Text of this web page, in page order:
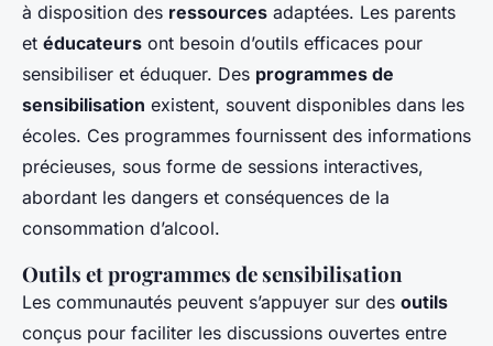
à disposition des ressources adaptées. Les parents
et éducateurs ont besoin d’outils efficaces pour
sensibiliser et éduquer. Des programmes de
sensibilisation existent, souvent disponibles dans les
écoles. Ces programmes fournissent des informations
précieuses, sous forme de sessions interactives,
abordant les dangers et conséquences de la
consommation d’alcool.
Outils et programmes de sensibilisation
Les communautés peuvent s’appuyer sur des outils
conçus pour faciliter les discussions ouvertes entre